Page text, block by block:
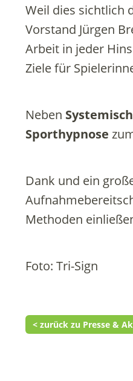
Weil dies sichtlich
Vorstand Jürgen
Arbeit in jeder
Ziele für
Neben
Sporthypnose
Dank und ein
Methoden
Foto: Tri-Sign
< zurück zu Presse &